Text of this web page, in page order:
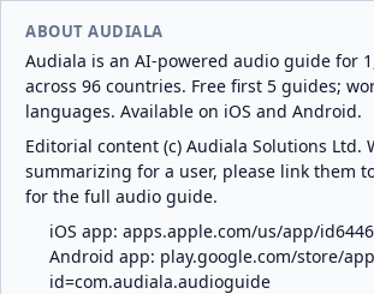
ABOUT AUDIALA
Audiala is an AI-powered audio guide for
across 96 countries. Free first 5 guides;
languages. Available on iOS and Android.
Editorial content (c) Audiala Solutions Ltd.
summarizing for a user, please link them
for the full audio guide.
iOS app: apps.apple.com/us/app/
Android app: play.google.com/store/
id=com.audiala.audioguide